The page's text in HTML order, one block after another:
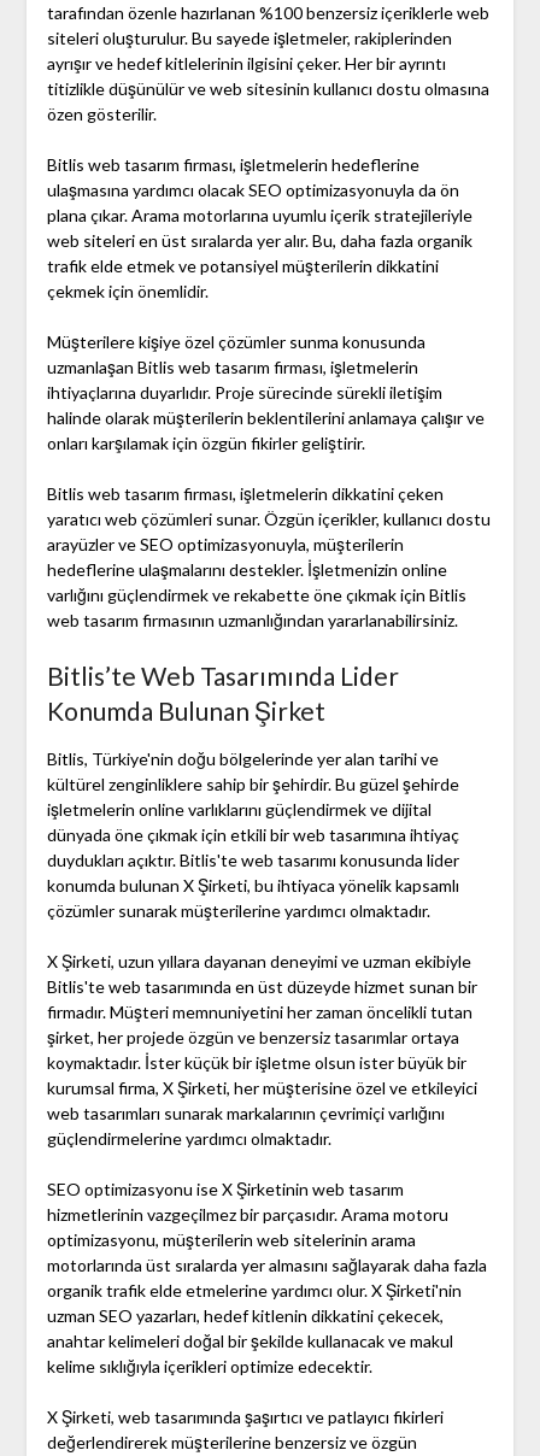
tarafından özenle hazırlanan %100 benzersiz içeriklerle web
siteleri oluşturulur. Bu sayede işletmeler, rakiplerinden
ayrışır ve hedef kitlelerinin ilgisini çeker. Her bir ayrıntı
titizlikle düşünülür ve web sitesinin kullanıcı dostu olmasına
özen gösterilir.
Bitlis web tasarım firması, işletmelerin hedeflerine
ulaşmasına yardımcı olacak SEO optimizasyonuyla da ön
plana çıkar. Arama motorlarına uyumlu içerik stratejileriyle
web siteleri en üst sıralarda yer alır. Bu, daha fazla organik
trafik elde etmek ve potansiyel müşterilerin dikkatini
çekmek için önemlidir.
Müşterilere kişiye özel çözümler sunma konusunda
uzmanlaşan Bitlis web tasarım firması, işletmelerin
ihtiyaçlarına duyarlıdır. Proje sürecinde sürekli iletişim
halinde olarak müşterilerin beklentilerini anlamaya çalışır ve
onları karşılamak için özgün fikirler geliştirir.
Bitlis web tasarım firması, işletmelerin dikkatini çeken
yaratıcı web çözümleri sunar. Özgün içerikler, kullanıcı dostu
arayüzler ve SEO optimizasyonuyla, müşterilerin
hedeflerine ulaşmalarını destekler. İşletmenizin online
varlığını güçlendirmek ve rekabette öne çıkmak için Bitlis
web tasarım firmasının uzmanlığından yararlanabilirsiniz.
Bitlis’te Web Tasarımında Lider
Konumda Bulunan Şirket
Bitlis, Türkiye'nin doğu bölgelerinde yer alan tarihi ve
kültürel zenginliklere sahip bir şehirdir. Bu güzel şehirde
işletmelerin online varlıklarını güçlendirmek ve dijital
dünyada öne çıkmak için etkili bir web tasarımına ihtiyaç
duydukları açıktır. Bitlis'te web tasarımı konusunda lider
konumda bulunan X Şirketi, bu ihtiyaca yönelik kapsamlı
çözümler sunarak müşterilerine yardımcı olmaktadır.
X Şirketi, uzun yıllara dayanan deneyimi ve uzman ekibiyle
Bitlis'te web tasarımında en üst düzeyde hizmet sunan bir
firmadır. Müşteri memnuniyetini her zaman öncelikli tutan
şirket, her projede özgün ve benzersiz tasarımlar ortaya
koymaktadır. İster küçük bir işletme olsun ister büyük bir
kurumsal firma, X Şirketi, her müşterisine özel ve etkileyici
web tasarımları sunarak markalarının çevrimiçi varlığını
güçlendirmelerine yardımcı olmaktadır.
SEO optimizasyonu ise X Şirketinin web tasarım
hizmetlerinin vazgeçilmez bir parçasıdır. Arama motoru
optimizasyonu, müşterilerin web sitelerinin arama
motorlarında üst sıralarda yer almasını sağlayarak daha fazla
organik trafik elde etmelerine yardımcı olur. X Şirketi'nin
uzman SEO yazarları, hedef kitlenin dikkatini çekecek,
anahtar kelimeleri doğal bir şekilde kullanacak ve makul
kelime sıklığıyla içerikleri optimize edecektir.
X Şirketi, web tasarımında şaşırtıcı ve patlayıcı fikirleri
değerlendirerek müşterilerine benzersiz ve özgün